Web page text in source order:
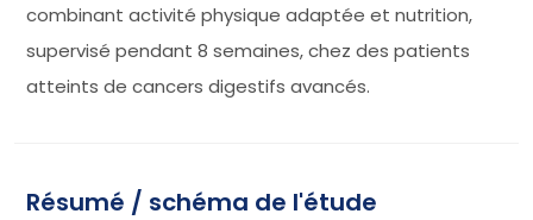
combinant activité physique adaptée et nutrition,
supervisé pendant 8 semaines, chez des patients
atteints de cancers digestifs avancés.
Résumé / schéma de l'étude